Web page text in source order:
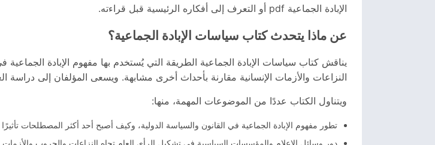
الإبادة الجماعية pdf أو التعرف إلى أفكاره الرئيسية قبل قراءته.
عن ماذا يتحدث كتاب سياسات الإبادة الجماعية؟
يناقش كتاب سياسات الإبادة الجماعية الطريقة التي يُستخدم بها مفهوم الإبادة الجماعية
النزاعات والأزمات الإنسانية مقارنة بأحداث أخرى مشابهة. ويسعى المؤلفان إلى دراسة
ويتناول الكتاب عددًا من الموضوعات المهمة، منها:
تطور مفهوم الإبادة الجماعية في القانون والسياسة الدولية، وكيف أصبح أحد أكثر المصطلحات
دور وسائل الإعلام والمؤسسات السياسية في تشكيل الرأي العام تجاه النزاعات والحروب والأزمات